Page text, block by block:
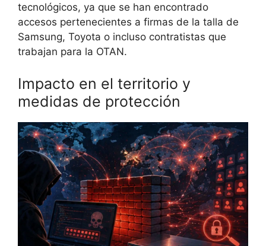
tecnológicos, ya que se han encontrado
accesos pertenecientes a firmas de la talla de
Samsung, Toyota o incluso contratistas que
trabajan para la OTAN.
Impacto en el territorio y
medidas de protección